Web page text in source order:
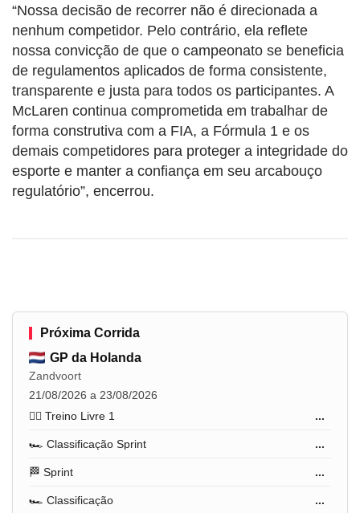
“Nossa decisão de recorrer não é direcionada a
nenhum competidor. Pelo contrário, ela reflete
nossa convicção de que o campeonato se beneficia
de regulamentos aplicados de forma consistente,
transparente e justa para todos os participantes. A
McLaren continua comprometida em trabalhar de
forma construtiva com a FIA, a Fórmula 1 e os
demais competidores para proteger a integridade do
esporte e manter a confiança em seu arcabouço
regulatório”, encerrou.
Próxima Corrida
GP da Holanda
Zandvoort
21/08/2026 a 23/08/2026
🏋️‍♂️ Treino Livre 1
...
🏎️ Classificação Sprint ...
🏁 Sprint ...
🏎️ Classificação ...